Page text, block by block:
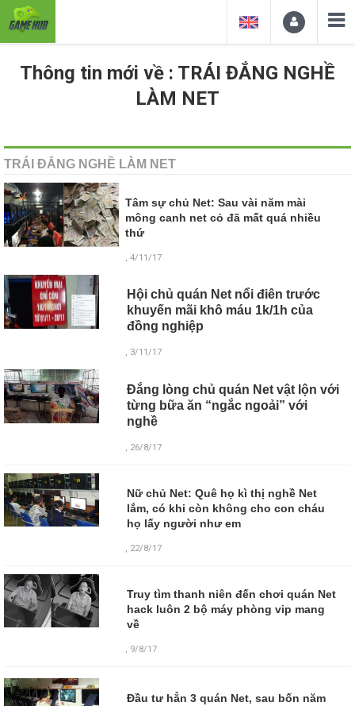
Thông tin mới về : TRÁI ĐẮNG NGHỀ
LÀM NET
TRÁI ĐẮNG NGHỀ LÀM NET
Tâm sự chủ Net: Sau vài năm mài
mông canh net cỏ đã mất quá nhiều
thứ
, 4/11/17
Hội chủ quán Net nổi điên trước
khuyến mãi khô máu 1k/1h của
đồng nghiệp
, 3/11/17
Đắng lòng chủ quán Net vật lộn với
từng bữa ăn “ngắc ngoải” với
nghề
, 26/8/17
Nữ chủ Net: Quê họ kì thị nghề Net
lắm, có khi còn không cho con cháu
họ lấy người như em
, 22/8/17
Truy tìm thanh niên đến chơi quán Net
hack luôn 2 bộ máy phòng vip mang
về
, 9/8/17
Đầu tư hẳn 3 quán Net, sau bốn năm